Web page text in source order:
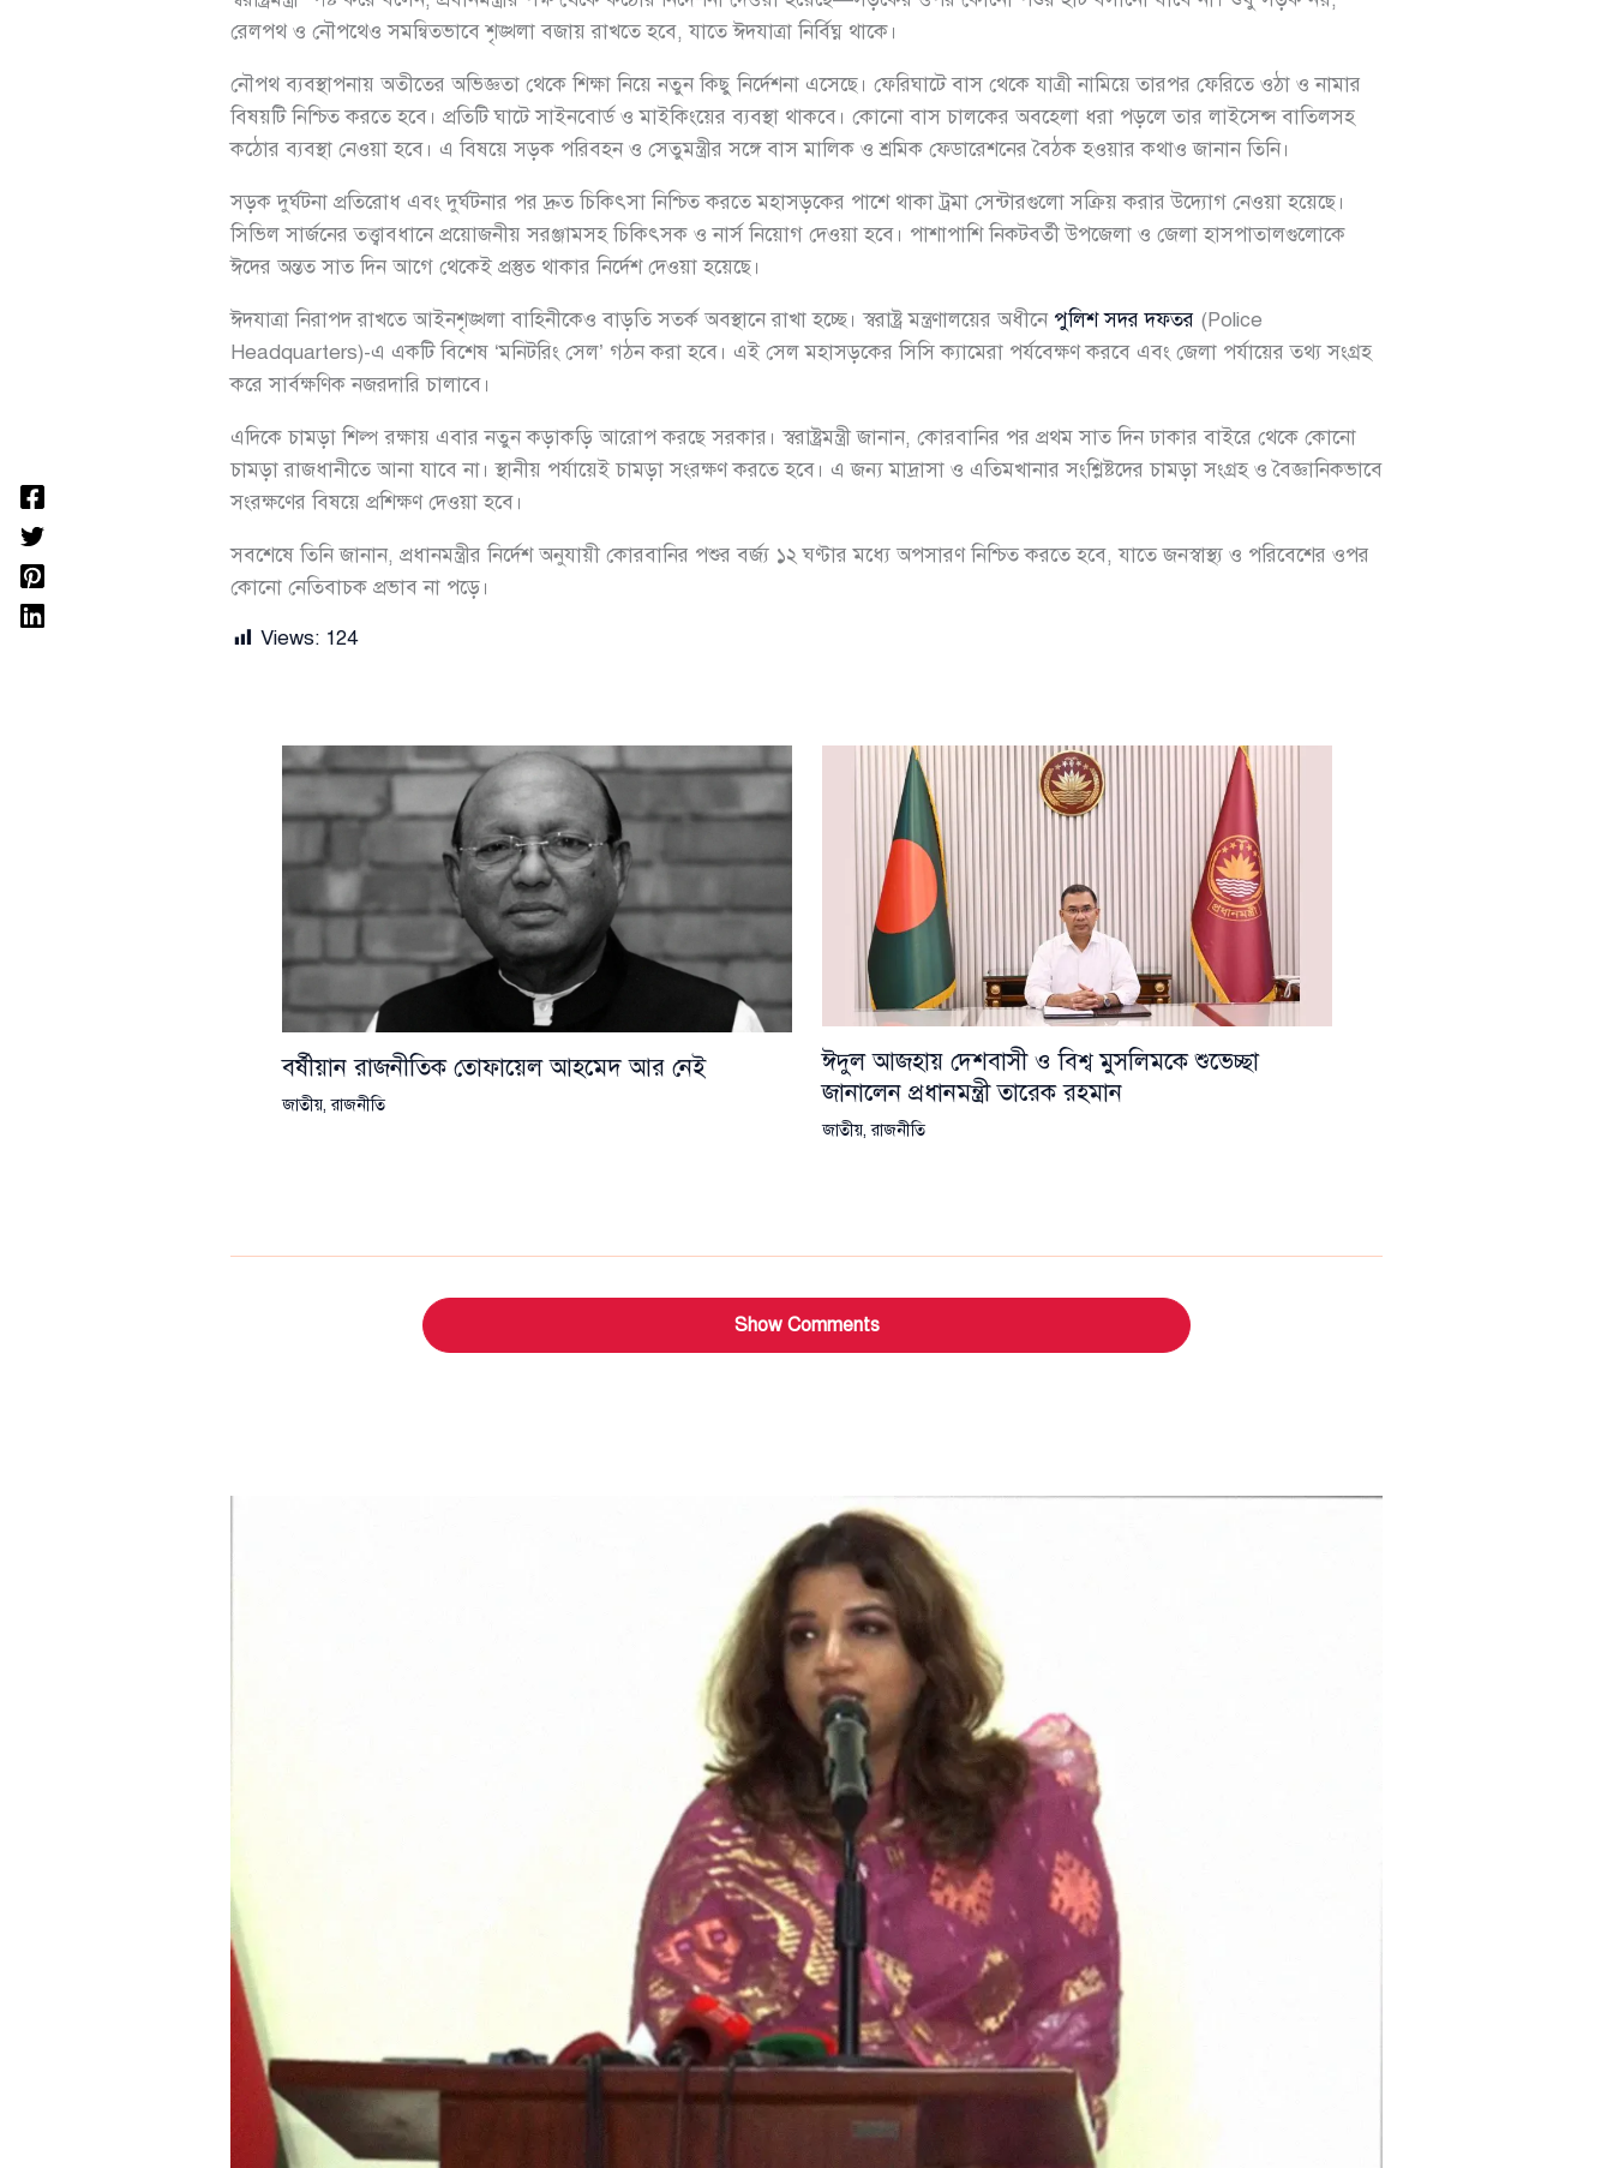
রেলপথ ও নৌপথেও সমন্বিতভাবে শৃঙ্খলা বজায় রাখতে হবে, যাতে ঈদযাত্রা নির্বিঘ্ন থাকে।
নৌপথ ব্যবস্থাপনায় অতীতের অভিজ্ঞতা থেকে শিক্ষা নিয়ে নতুন কিছু নির্দেশনা এসেছে। ফেরিঘাটে বাস থেকে যাত্রী নামিয়ে তারপর ফেরিতে ওঠা ও নামার
বিষয়টি নিশ্চিত করতে হবে। প্রতিটি ঘাটে সাইনবোর্ড ও মাইকিংয়ের ব্যবস্থা থাকবে। কোনো বাস চালকের অবহেলা ধরা পড়লে তার লাইসেন্স বাতিলসহ
কঠোর ব্যবস্থা নেওয়া হবে। এ বিষয়ে সড়ক পরিবহন ও সেতুমন্ত্রীর সঙ্গে বাস মালিক ও শ্রমিক ফেডারেশনের বৈঠক হওয়ার কথাও জানান তিনি।
সড়ক দুর্ঘটনা প্রতিরোধ এবং দুর্ঘটনার পর দ্রুত চিকিৎসা নিশ্চিত করতে মহাসড়কের পাশে থাকা ট্রমা সেন্টারগুলো সক্রিয় করার উদ্যোগ নেওয়া হয়েছে।
সিভিল সার্জনের তত্ত্বাবধানে প্রয়োজনীয় সরঞ্জামসহ চিকিৎসক ও নার্স নিয়োগ দেওয়া হবে। পাশাপাশি নিকটবর্তী উপজেলা ও জেলা হাসপাতালগুলোকে
ঈদের অন্তত সাত দিন আগে থেকেই প্রস্তুত থাকার নির্দেশ দেওয়া হয়েছে।
ঈদযাত্রা নিরাপদ রাখতে আইনশৃঙ্খলা বাহিনীকেও বাড়তি সতর্ক অবস্থানে রাখা হচ্ছে। স্বরাষ্ট্র মন্ত্রণালয়ের অধীনে পুলিশ সদর দফতর (Police
Headquarters)-এ একটি বিশেষ ‘মনিটরিং সেল’ গঠন করা হবে। এই সেল মহাসড়কের সিসি ক্যামেরা পর্যবেক্ষণ করবে এবং জেলা পর্যায়ের তথ্য সংগ্রহ
করে সার্বক্ষণিক নজরদারি চালাবে।
এদিকে চামড়া শিল্প রক্ষায় এবার নতুন কড়াকড়ি আরোপ করছে সরকার। স্বরাষ্ট্রমন্ত্রী জানান, কোরবানির পর প্রথম সাত দিন ঢাকার বাইরে থেকে কোনো
চামড়া রাজধানীতে আনা যাবে না। স্থানীয় পর্যায়েই চামড়া সংরক্ষণ করতে হবে। এ জন্য মাদ্রাসা ও এতিমখানার সংশ্লিষ্টদের চামড়া সংগ্রহ ও বৈজ্ঞানিকভাবে
সংরক্ষণের বিষয়ে প্রশিক্ষণ দেওয়া হবে।
সবশেষে তিনি জানান, প্রধানমন্ত্রীর নির্দেশ অনুযায়ী কোরবানির পশুর বর্জ্য ১২ ঘণ্টার মধ্যে অপসারণ নিশ্চিত করতে হবে, যাতে জনস্বাস্থ্য ও পরিবেশের ওপর
কোনো নেতিবাচক প্রভাব না পড়ে।
Views: 124
বর্ষীয়ান রাজনীতিক তোফায়েল আহমেদ আর নেই
জাতীয়,রাজনীতি
ঈদুল আজহায় দেশবাসী ও বিশ্ব মুসলিমকে শুভেচ্ছা
জানালেন প্রধানমন্ত্রী তারেক রহমান
জাতীয়,রাজনীতি
Show Comments